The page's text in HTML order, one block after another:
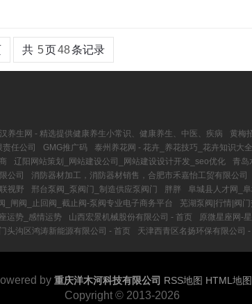
共 5页48条记录
养生网 - 精选提供健康养生小常识、健康养生、中医、疾病 黄梅
任公司 GMG推广码 泰州养花网 - 花卉_养花技巧_花卉知识大
辽阳网站策划_网站建设公司_网站建设设计开发_seo优化 青岛
公司 消防器材加工，消防器材销售，合肥市禾嘉怡工贸有限公司
视野 邢台泵阀_泵阀门_制造供应泵阀门 胖胖 阜城县人才网_
_闸阀_止回阀_截止阀-泵阀专业电子商务平台 芜湖泵阀|行情|阀
运势_感情运势 山西宏景机械股份有限公司 - 首页 原微星座网-
头沟区鸿涛新能源有限公司 - 首页 天津西青区名扬环保有限公司 -
by 重庆洋木河科技有限公司 RSS地图 HTML地图
Copyright © 2013-2026